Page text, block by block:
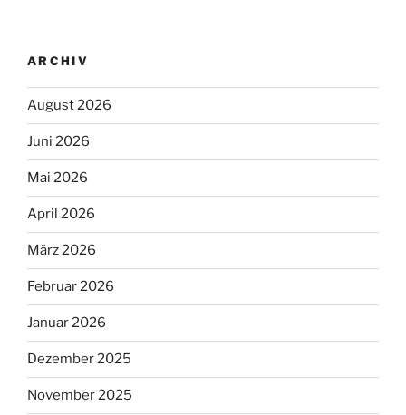
ARCHIV
August 2026
Juni 2026
Mai 2026
April 2026
März 2026
Februar 2026
Januar 2026
Dezember 2025
November 2025